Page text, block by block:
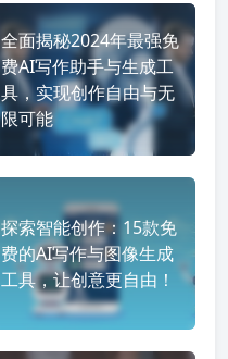
全面揭秘2024年最强免
费AI写作助手与生成工
具，实现创作自由与无
限可能
探索智能创作：15款免
费的AI写作与图像生成
工具，让创意更自由！